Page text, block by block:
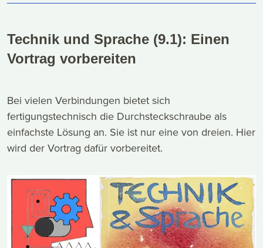
Technik und Sprache (9.1): Einen
Vortrag vorbereiten
Bei vielen Verbindungen bietet sich
fertigungstechnisch die Durchsteckschraube als
einfachste Lösung an. Sie ist nur eine von dreien. Hier
wird der Vortrag dafür vorbereitet.